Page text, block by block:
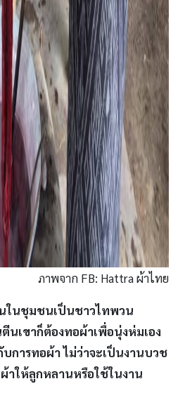
ภาพจาก FB: Hattra ผ้าไทย
ในชุมชนเป็นชาวไทพวน
นเขาก็ต้องทอผ้าเพื่อนุ่งห่มเอง
การทอผ้า ไม่ว่าจะเป็นงานบวช
ให้ลูกหลานหรือใช้ในงาน